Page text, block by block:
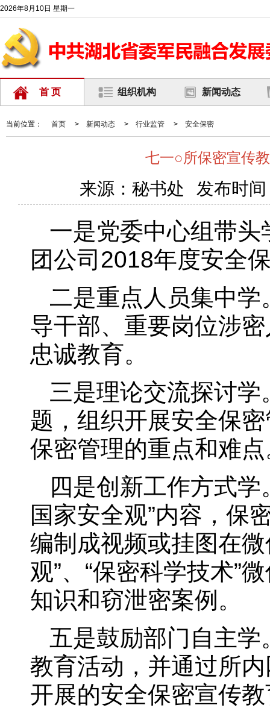
2026年8月10日 星期一
首 页 组织机构 新闻动态
当前位置： 首页 > 新闻动态 > 行业监管 > 安全保密
七一○所保密宣传
来源：秘书处 发布时
一是党委中心组带
团公司2018年度安全
二是重点人员集中
导干部、重要岗位涉
忠诚教育。
三是理论交流探讨
题，组织开展安全保
保密管理的重点和难
四是创新工作方式
国家安全观”内容，保
编制成视频或挂图在
观”、“保密科学技术”
知识和窃泄密案例。
五是鼓励部门自主
教育活动，并通过所
开展的安全保密宣传